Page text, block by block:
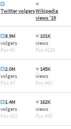
Twitter volgersWikipedia
views '19
8.9M
volgers
1
101K
views
129
2.0M
volgers
7
145K
views
63
1.4M
volgers
12
162K
views
35